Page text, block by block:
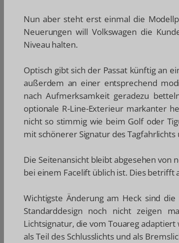
Nun aber steht erst einmal die
Neuerungen will Volkswagen die
Niveau halten.
Optisch gibt sich der Passat künftig an
außerdem an einer entsprechend
nach Aufmerksamkeit geradezu
optionale R-Line-Exterieur markanter
nicht so stimmig wie beim Golf oder
mit schönerer Signatur des
Die Seitenansicht bleibt abgesehen von
bei einem Facelift üblich ist. Dies betrifft
Wichtigste Änderung am Heck sind
Standarddesign noch nicht zeigen
Lichtsignatur, die vom Touareg
als Teil des Schlusslichts und als